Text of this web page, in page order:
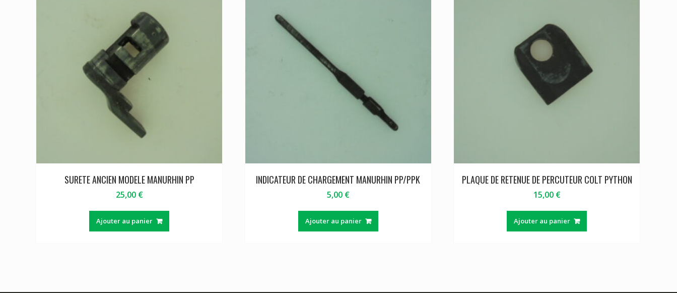
SURETE ANCIEN MODELE MANURHIN PP
25,00 €
Ajouter au panier
INDICATEUR DE CHARGEMENT MANURHIN PP/PPK
5,00 €
Ajouter au panier
PLAQUE DE RETENUE DE PERCUTEUR COLT PYTHON
15,00 €
Ajouter au panier